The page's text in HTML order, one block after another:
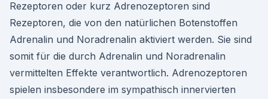
Rezeptoren oder kurz Adrenozeptoren sind
Rezeptoren, die von den natürlichen Botenstoffen
Adrenalin und Noradrenalin aktiviert werden. Sie sind
somit für die durch Adrenalin und Noradrenalin
vermittelten Effekte verantwortlich. Adrenozeptoren
spielen insbesondere im sympathisch innervierten